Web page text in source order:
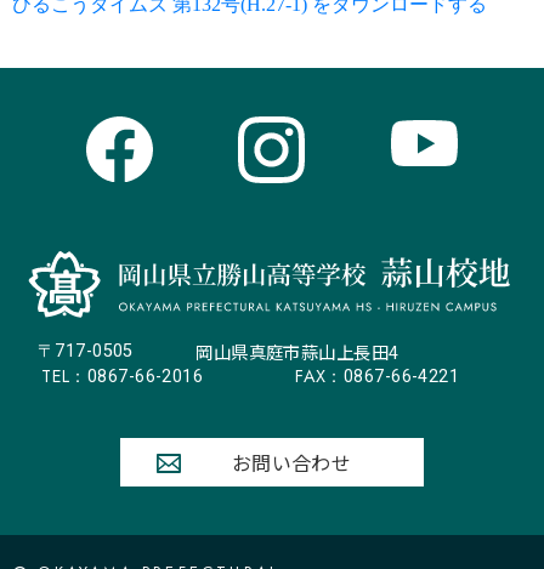
〒717-0505 岡山県真庭市蒜山上長田4
TEL： 0867-66-2016 FAX： 0867-66-4221
お問い合わせ